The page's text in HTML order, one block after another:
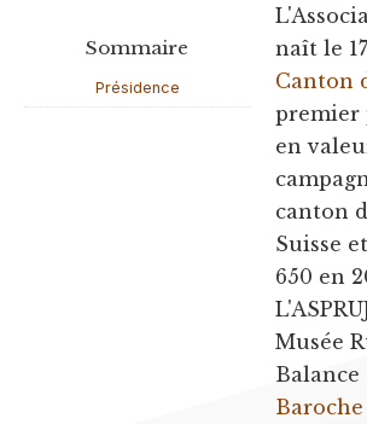
Sommaire
Présidence
naît le
Canton
premier
en
canton
Suisse
650 en
Musée
Balance
Baroche